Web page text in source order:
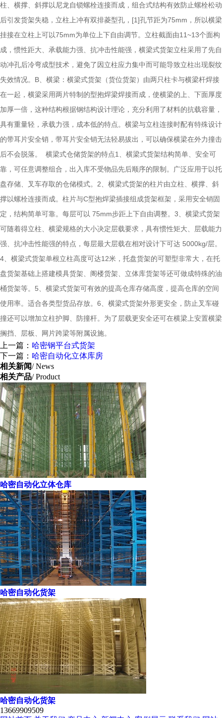
柱、横撑、斜撑以尼龙自锁螺栓连接而成，组合式结构有效防止螺栓松动
后引发货架失稳，立柱上冲有双排菱型孔，[1]孔节距为75mm，所以横梁
挂接在立柱上可以75mm为单位上下自由调节。立柱截面由11~13个面构
成，惯性距大、承载能力强、抗冲击性能强，横梁式货架立柱采用了先自
动冲孔后冷弯成型技术，避免了因立柱应力集中而可能导致立柱出现裂纹
失效情况。B、横梁：横梁式货架（货位货架）由两只柱卡与横梁杆焊接
在一起，横梁采用两片特制的型抱焊梁焊接而成，使横梁的上、下面厚度
加厚一倍，这种结构根据钢结构设计理论，充分利用了材料的抗载容量，
具有重量轻，承载力强，成本低的特点。横梁与立柱连接时配有特殊设计
的带耳片安全销，带耳片安全销无法轻易拔出，可以确保横梁在外力撞击
后不会脱落。 横梁式仓储货架的特点1、横梁式货架结构简单、安全可
靠，可任意调整组合，出入库不受物品先后顺序的限制。广泛应用于以托
盘存储、叉车存取的仓储模式。2、横梁式货架的柱片由立柱、横撑、斜
撑以螺栓连接而成。柱片与C型抱焊梁插接组成货架框架，采用安全销固
定，结构简单可靠。每层可以 75mm步距上下自由调整。3、横梁式货架
可随着得立柱、横梁规格的大小决定层载要求，具有惯性矩大、层载能力
强、抗冲击性能强的特点，每层最大层载在相对设计下可达 5000kg/层。
4、横梁式货架单根立柱高度可达12米，托盘货架的可塑型非常大，在托
盘货架基础上搭建模具货架、阁楼货架、立体库货架等还可做成特殊的油
桶货架等。5、横梁式货架可有效的提高仓库存储高度，提高仓库的空间
使用率。适合各类型货品存放。6、横梁式货架外形更安全，防止叉车碰
撞还可以增加立柱护脚、防撞杆。为了层载更安全还可在横梁上安置横梁
搁挡、层板、网片跨梁等附属设施。
上一篇： 哈密钢平台式货架
下一篇： 哈密自动化立体库房
相关新闻/ News
相关产品/ Product
哈密自动化立体仓库
哈密自动化货架
哈密自动化货架
13669909509